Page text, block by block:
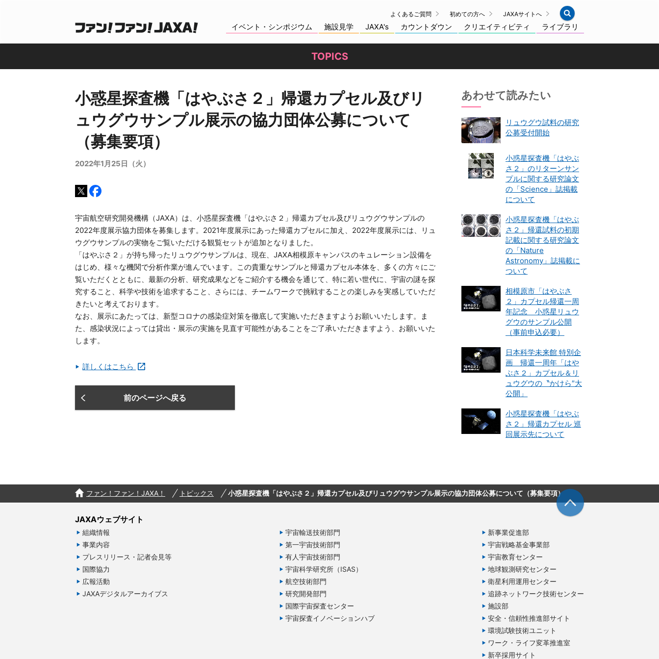
よくあるご質問 初めての方へ JAXAサイトへ
イベント・シンポジウム 施設見学 JAXA's カウントダウン クリエイティビティ ライブラリ
TOPICS
小惑星探査機「はやぶさ２」帰還カプセル及びリ
ュウグウサンプル展示の協力団体公募について
（募集要項）
2022年1月25日（火）
宇宙航空研究開発機構（JAXA）は、小惑星探査機「はやぶさ２」帰還カプセル及びリュウグウサンプルの
2022年度展示協力団体を募集します。2021年度展示にあった帰還カプセルに加え、2022年度展示には、リュ
ウグウサンプルの実物をご覧いただける観覧セットが追加となりました。
「はやぶさ２」が持ち帰ったリュウグウサンプルは、現在、JAXA相模原キャンパスのキュレーション設備を
はじめ、様々な機関で分析作業が進んでいます。この貴重なサンプルと帰還カプセル本体を、多くの方々にご
覧いただくとともに、最新の分析、研究成果などをご紹介する機会を通じて、特に若い世代に、宇宙の謎を探
究すること、科学や技術を追求すること、さらには、チームワークで挑戦することの楽しみを実感していただ
きたいと考えております。
なお、展示にあたっては、新型コロナの感染症対策を徹底して実施いただきますようお願いいたします。ま
た、感染状況によっては貸出・展示の実施を見直す可能性があることをご了承いただきますよう、お願いいた
します。
詳しくはこちら
前のページへ戻る
あわせて読みたい
リュウグウ試料の研究
公募受付開始
小惑星探査機「はやぶ
さ２」のリターンサン
プルに関する研究論文
の「Science」誌掲載
について
小惑星探査機「はやぶ
さ２」帰還試料の初期
記載に関する研究論文
の「Nature
Astronomy」誌掲載に
ついて
相模原市「はやぶさ
２」カプセル帰還一周
年記念 小惑星リュウ
グウのサンプル公開
（事前申込必要）
日本科学未来館 特別企
画 帰還一周年「はや
ぶさ２」カプセル＆リ
ュウグウの〝かけら″大
公開」
小惑星探査機「はやぶ
さ２」帰還カプセル 巡
回展示先について
ファン！ファン！JAXA！ トピックス 小惑星探査機「はやぶさ２」帰還カプセル及びリュウグウサンプル展示の協力団体公募について（募集要項）
JAXAウェブサイト
組織情報
事業内容
プレスリリース・記者会見等
国際協力
広報活動
JAXAデジタルアーカイブス
宇宙輸送技術部門
第一宇宙技術部門
有人宇宙技術部門
宇宙科学研究所（ISAS）
航空技術部門
研究開発部門
国際宇宙探査センター
宇宙探査イノベーションハブ
新事業促進部
宇宙戦略基金事業部
宇宙教育センター
地球観測研究センター
衛星利用運用センター
追跡ネットワーク技術センター
施設部
安全・信頼性推進部サイト
環境試験技術ユニット
ワーク・ライフ変革推進室
新卒採用サイト